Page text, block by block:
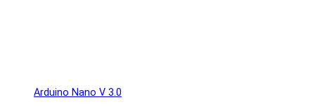
Arduino Nano V 3.0